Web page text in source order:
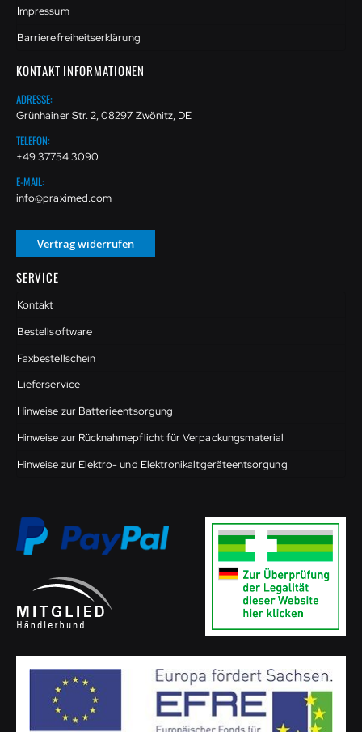
Impressum
Barrierefreiheitserklärung
KONTAKT INFORMATIONEN
ADRESSE:
Grünhainer Str. 2, 08297 Zwönitz, DE
TELEFON:
+49 37754 3090
E-MAIL:
info@praximed.com
Vertrag widerrufen
SERVICE
Kontakt
Bestellsoftware
Faxbestellschein
Lieferservice
Hinweise zur Batterieentsorgung
Hinweise zur Rücknahmepflicht für Verpackungsmaterial
Hinweise zur Elektro- und Elektronikaltgeräteentsorgung